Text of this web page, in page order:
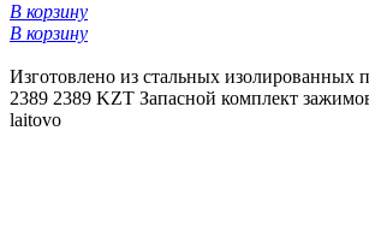
В корзину
В корзину
Изготовлено из стальных изолированных
2389 2389 KZT Запасной комплект
laitovo